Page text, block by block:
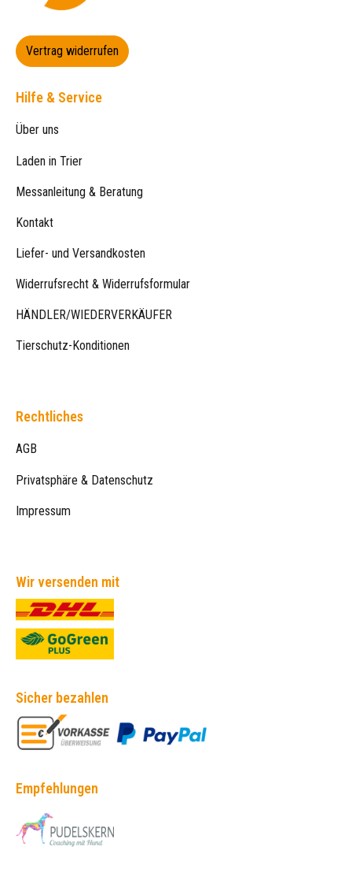
Vertrag widerrufen
Hilfe & Service
Über uns
Laden in Trier
Messanleitung & Beratung
Kontakt
Liefer- und Versandkosten
Widerrufsrecht & Widerrufsformular
HÄNDLER/WIEDERVERKÄUFER
Tierschutz-Konditionen
Rechtliches
AGB
Privatsphäre & Datenschutz
Impressum
Wir versenden mit
Sicher bezahlen
Empfehlungen